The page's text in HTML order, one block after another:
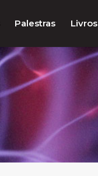
Palestras Livros